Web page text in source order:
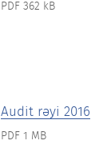
PDF 362 kB
Audit rəyi 2016
PDF 1 MB